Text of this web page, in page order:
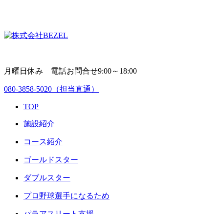
月曜日休み 電話お問合せ9:00～18:00
080-3858-5020 （担当直通）
TOP
施設紹介
コース紹介
ゴールドスター
ダブルスター
プロ野球選手になるため